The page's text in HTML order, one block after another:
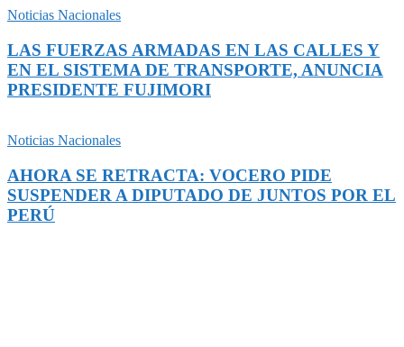
Noticias Nacionales
LAS FUERZAS ARMADAS EN LAS CALLES Y
EN EL SISTEMA DE TRANSPORTE, ANUNCIA
PRESIDENTE FUJIMORI
Noticias Nacionales
AHORA SE RETRACTA: VOCERO PIDE
SUSPENDER A DIPUTADO DE JUNTOS POR EL
PERÚ